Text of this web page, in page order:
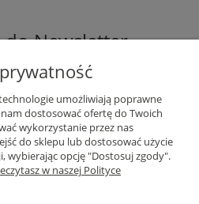
do Newsletter
ZAPISZ SIĘ
umożliwiają poprawne
dostosować ofertę do Twoich
wykorzystanie przez nas
do sklepu lub dostosować użycie
wybierając opcję "Dostosuj zgody".
w naszej Polityce